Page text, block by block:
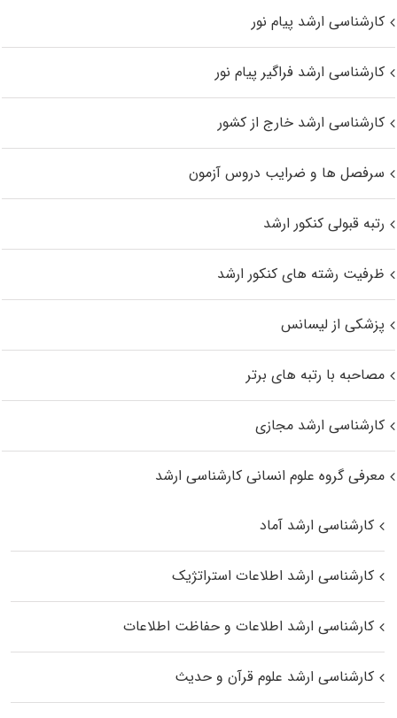
کارشناسی ارشد پیام نور
کارشناسی ارشد فراگیر پیام نور
کارشناسی ارشد خارج از کشور
سرفصل ها و ضرایب دروس آزمون
رتبه قبولی کنکور ارشد
ظرفیت رشته های کنکور ارشد
پزشکی از لیسانس
مصاحبه با رتبه های برتر
کارشناسی ارشد مجازی
معرفی گروه علوم انسانی کارشناسی ارشد
کارشناسی ارشد آماد
کارشناسی ارشد اطلاعات استراتژیک
کارشناسی ارشد اطلاعات و حفاظت اطلاعات
کارشناسی ارشد علوم قرآن و حدیث